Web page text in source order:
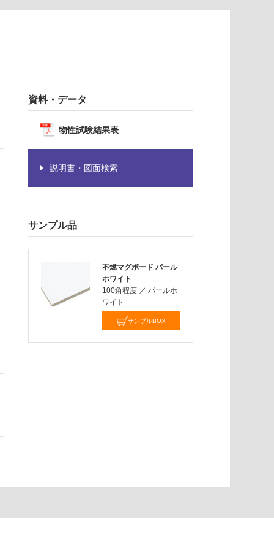
資料・データ
物性試験結果表
説明書・図面検索
サンプル品
不燃マグボード パール
ホワイト
100角程度 ／ パールホ
ワイト
サンプルBOX